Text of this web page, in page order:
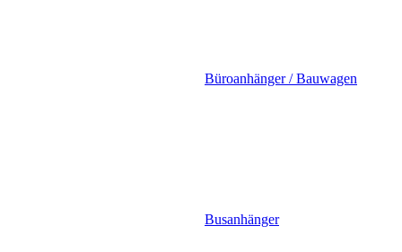
Büroanhänger / Bauwagen
Busanhänger